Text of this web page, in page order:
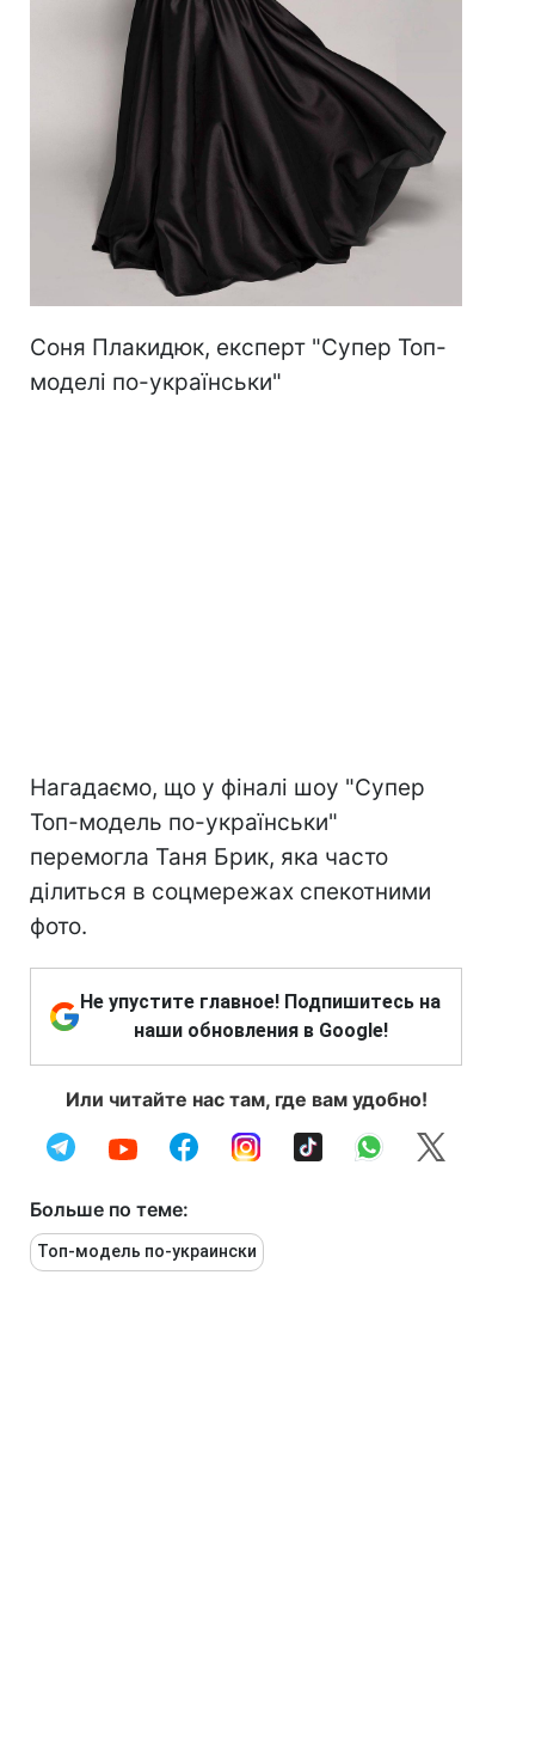
Соня Плакидюк, експерт "Супер Топ-
моделі по-українськи"
Нагадаємо, що у фіналі шоу "Супер
Топ-модель по-українськи"
перемогла Таня Брик, яка часто
ділиться в соцмережах спекотними
фото.
Не упустите главное! Подпишитесь на
наши обновления в Google!
Или читайте нас там, где вам удобно!
Больше по теме:
Топ-модель по-украински